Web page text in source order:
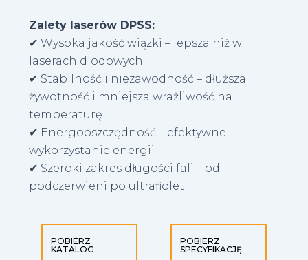
Zalety laserów DPSS:
✔ Wysoka jakość wiązki – lepsza niż w
laserach diodowych
✔ Stabilność i niezawodność – dłuższa
żywotność i mniejsza wrażliwość na
temperaturę
✔ Energooszczędność – efektywne
wykorzystanie energii
✔ Szeroki zakres długości fali – od
podczerwieni po ultrafiolet
POBIERZ
KATALOG
POBIERZ
SPECYFIKACJĘ